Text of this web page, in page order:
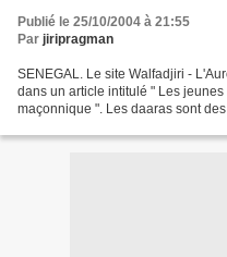
Publié le 25/10/2004 à 21:55
Par jiripragman
SENEGAL. Le site Walfadjiri -
dans un article intitulé " Les
maçonnique ". Les daaras sont